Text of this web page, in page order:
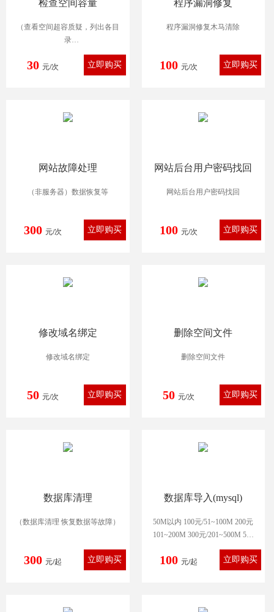
检查空间容量
（查看空间超容质疑，列出各目
录
占容量分配）
30 元/次
程序漏洞修复
程序漏洞修复木马清除
100 元/次
网站故障处理
（非服务器）数据恢复等
300 元/次
网站后台用户密码找回
网站后台用户密码找回
100 元/次
修改域名绑定
修改域名绑定
50 元/次
删除空间文件
删除空间文件
50 元/次
数据库清理
（数据库清理 恢复数据等故障）
300 元/起
数据库导入(mysql)
50M以内 100元/51~100M 200元
101~200M 300元/201~500M 500
501~999M 700元
100 元/起